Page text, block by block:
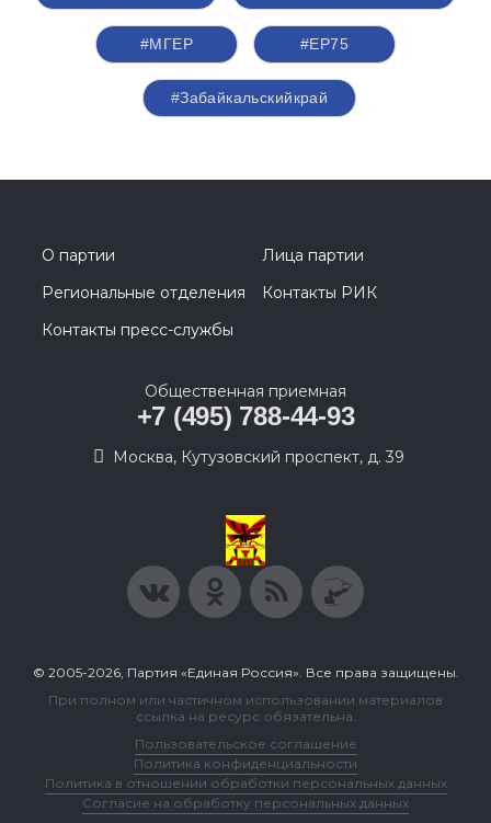
#‎МГЕР‬ #ЕР75
#Забайкальскийкрай
О партии
Лица партии
Региональные отделения
Контакты РИК
Контакты пресс-службы
Общественная приемная
+7 (495) 788-44-93
Москва, Кутузовский проспект, д. 39
© 2005-2026, Партия «Единая Россия». Все права защищены.
При полном или частичном использовании материалов
ссылка на ресурс обязательна.
Пользовательское соглашение
Политика конфиденциальности
Политика в отношении обработки персональных данных
Согласие на обработку персональных данных